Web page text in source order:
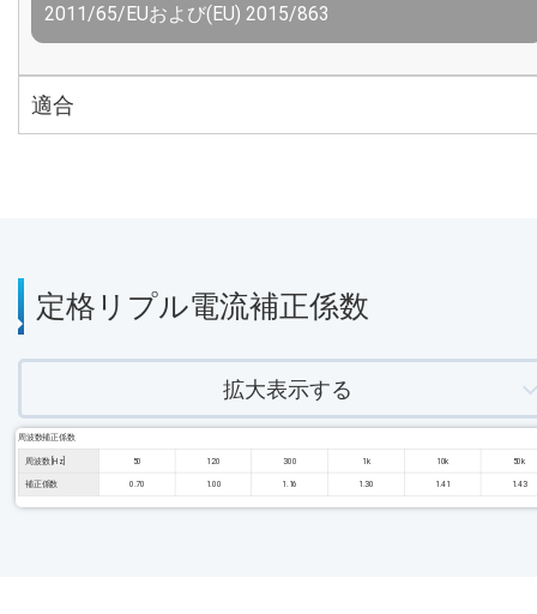
2011/65/EUおよび(EU) 2015/863
適合
定格リプル電流補正係数
拡大表示する
周波数補正係数
周波数 [Hz] 50 120 300 1k 10k 50k
補正係数 0.70 1.00 1.16 1.30 1.41 1.43